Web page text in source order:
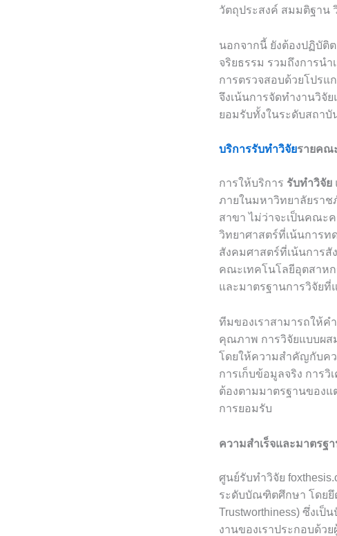
วัตถุประสงค์ สมมติฐาน
นอกจากนี้ ยังต้องปฏิบัติ
จริยธรรม รวมถึงการน
การตรวจสอบด้วยโปรแ
จึงเน้นการจัดทำงานวิจั
ยอมรับทั้งในระดับสถาบั
บริการรับทำวิจัยรายคณ
การให้บริการ รับทำวิจัย
ภายในมหาวิทยาลัยรา
สาขา ไม่ว่าจะเป็นคณะ
วิทยาศาสตร์ที่เน้นการท
สังคมศาสตร์ที่เน้นการ
คณะเทคโนโลยีอุตสาห
และมาตรฐานการวิจัยที่
ทีมของเราสามารถให้ค
คุณภาพ การวิจัยแบบผส
โดยให้ความสำคัญกับคว
การเก็บข้อมูลจริง การวิ
ต้องตามมาตรฐานของ
การยอมรับ
ความสำเร็จและมาตรฐ
ศูนย์รับทำวิจัย
ระดับบัณฑิตศึกษา โดยยึด
Trustworthiness) ซึ่งเ
งานของเราประกอบด้ว